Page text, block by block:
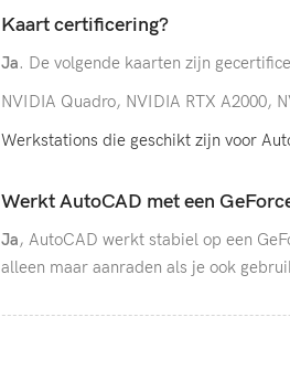
Kaart certificering?
Ja. De volgende kaarten zijn
NVIDIA Quadro, NVIDIA RTX A2000,
Werkstations die geschikt zijn voor
Werkt AutoCAD met een
Ja, AutoCAD werkt stabiel op een
alleen maar aanraden als je ook